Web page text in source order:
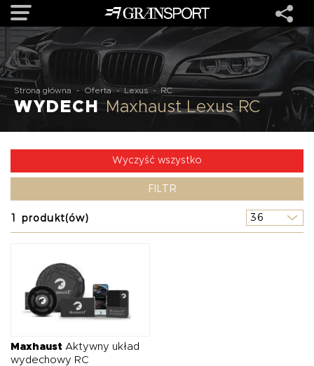
OFERTA
MARKI
O NAS
OFERTA
Strona główna - Oferta - Lexus - RC
WYDECHMaxhaust Lexus RC
Wyczyść wszystko
FILTR
1 produkt(ów)
Maxhaust Aktywny układ
wydechowy RC